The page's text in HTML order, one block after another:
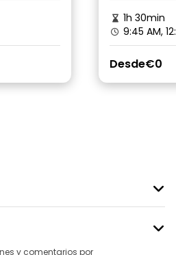
1h 30min
9:45 AM,
Desde€0
y comentarios por